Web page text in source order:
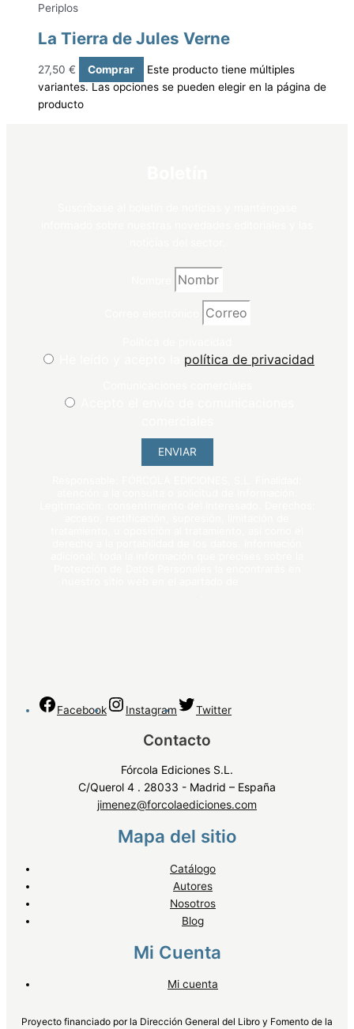
Periplos
La Tierra de Jules Verne
27,50 € Comprar
Este producto tiene múltiples
variantes. Las opciones se pueden elegir en la página de
producto
política de privacidad
ENVIAR
Facebook Instagram Twitter
Contacto
Fórcola Ediciones S.L.
C/Querol 4 . 28033 - Madrid – España
jimenez@forcolaediciones.com
Mapa del sitio
Catálogo
Autores
Nosotros
Blog
Mi Cuenta
Mi cuenta
Proyecto financiado por la Dirección General del Libro y Fomento de la